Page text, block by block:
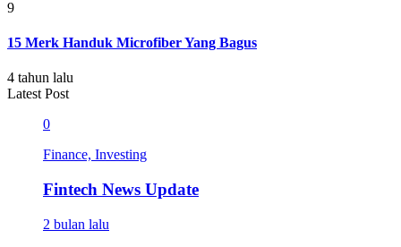
9
15 Merk Handuk Microfiber Yang Bagus
4 tahun lalu
Latest Post
0
Finance, Investing
Fintech News Update
2 bulan lalu